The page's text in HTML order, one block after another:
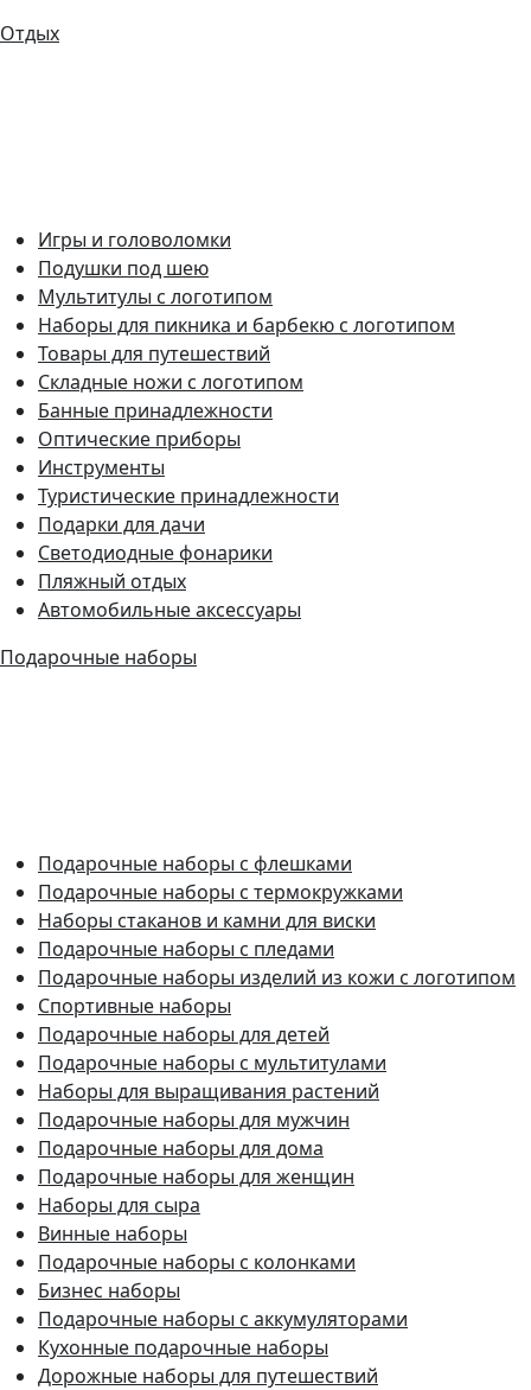
Отдых
Игры и головоломки
Подушки под шею
Мультитулы с логотипом
Наборы для пикника и барбекю с логотипом
Товары для путешествий
Складные ножи с логотипом
Банные принадлежности
Оптические приборы
Инструменты
Туристические принадлежности
Подарки для дачи
Светодиодные фонарики
Пляжный отдых
Автомобильные аксессуары
Подарочные наборы
Подарочные наборы с флешками
Подарочные наборы с термокружками
Наборы стаканов и камни для виски
Подарочные наборы с пледами
Подарочные наборы изделий из кожи с логотипом
Спортивные наборы
Подарочные наборы для детей
Подарочные наборы с мультитулами
Наборы для выращивания растений
Подарочные наборы для мужчин
Подарочные наборы для дома
Подарочные наборы для женщин
Наборы для сыра
Винные наборы
Подарочные наборы с колонками
Бизнес наборы
Подарочные наборы с аккумуляторами
Кухонные подарочные наборы
Дорожные наборы для путешествий